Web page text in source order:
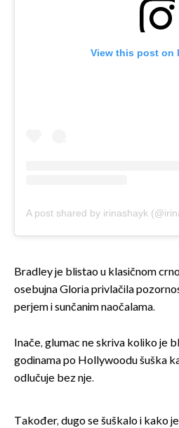
View this post on
A post shared by irinashayk
Bradley je blistao u klasičnom
osebujna Gloria privlačila
perjem i sunčanim naočalama.
Inače, glumac ne skriva koliko je
godinama po Hollywoodu šuška
odlučuje bez nje.
Također, dugo se šuškalo i kako